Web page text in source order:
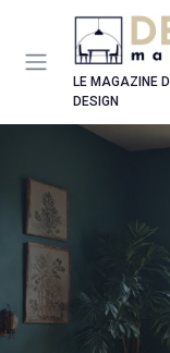
LE MAGAZINE
DESIGN
Panneau de gestion